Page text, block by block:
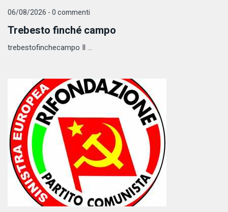
06/08/2026 - 0 commenti
Trebesto finché campo
trebestofinchecampo Il ...